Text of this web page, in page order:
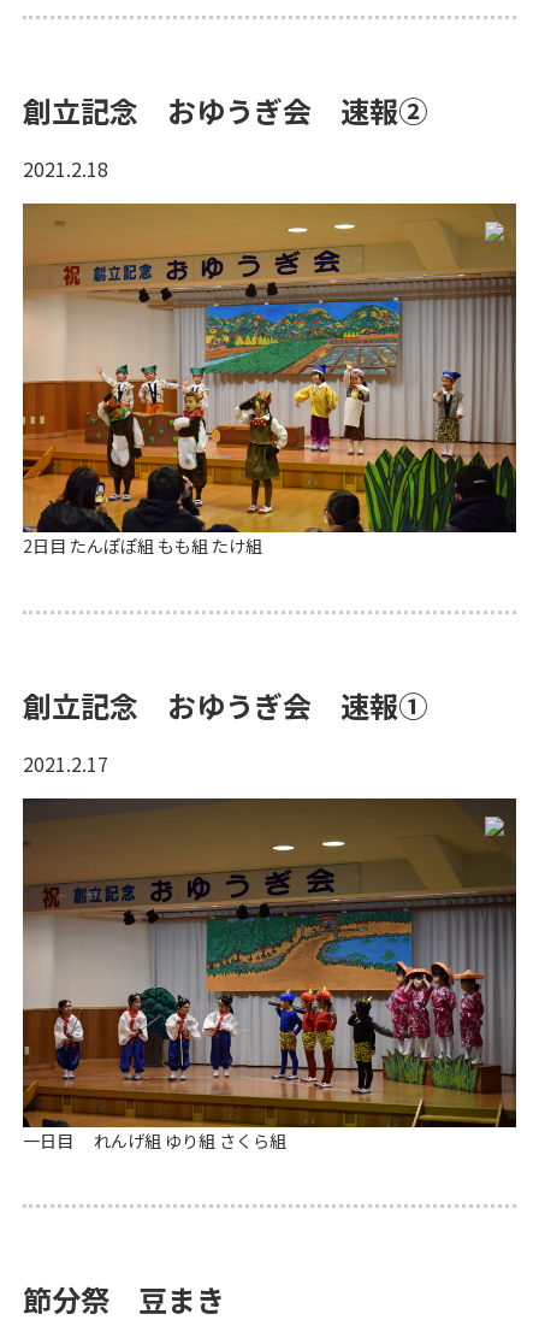
創立記念 おゆうぎ会 速報②
2021.2.18
2日目 たんぽぽ組 もも組 たけ組
創立記念 おゆうぎ会 速報①
2021.2.17
一日目 れんげ組 ゆり組 さくら組
節分祭 豆まき